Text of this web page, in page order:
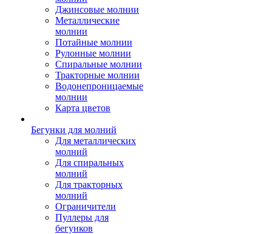
Джинсовые молнии
Металлические
молнии
Потайные молнии
Рулонные молнии
Спиральные молнии
Тракторные молнии
Водонепроницаемые
молнии
Карта цветов
Бегунки для молний
Для металлических
молний
Для спиральных
молний
Для тракторных
молний
Ограничители
Пуллеры для
бегунков